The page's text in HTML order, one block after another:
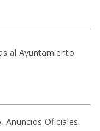
al Ayuntamiento
Anuncios Oficiales,